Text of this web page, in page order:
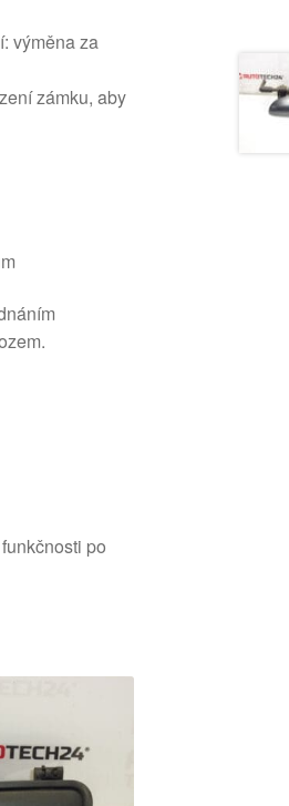
výměna za
zámku, aby
po